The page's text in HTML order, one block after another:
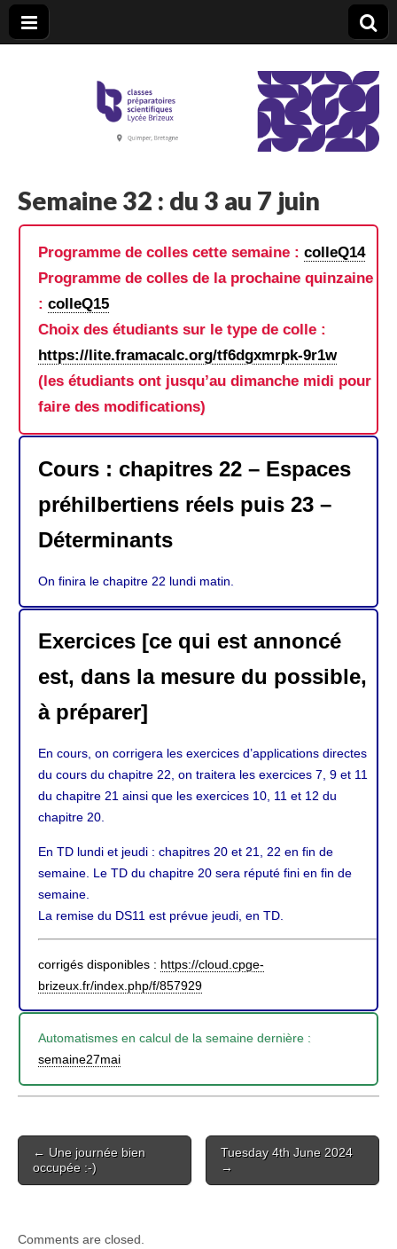
CPGE Brizeux
Semaine 32 : du 3 au 7 juin
Programme de colles cette semaine : colleQ14
Programme de colles de la prochaine quinzaine
: colleQ15
Choix des étudiants sur le type de colle :
https://lite.framacalc.org/tf6dgxmrpk-9r1w
(les étudiants ont jusqu’au dimanche midi pour
faire des modifications)
Cours : chapitres 22 – Espaces
préhilbertiens réels puis 23 –
Déterminants
On finira le chapitre 22 lundi matin.
Exercices [ce qui est annoncé
est, dans la mesure du possible,
à préparer]
En cours, on corrigera les exercices d’applications directes
du cours du chapitre 22, on traitera les exercices 7, 9 et 11
du chapitre 21 ainsi que les exercices 10, 11 et 12 du
chapitre 20.
En TD lundi et jeudi : chapitres 20 et 21, 22 en fin de
semaine. Le TD du chapitre 20 sera réputé fini en fin de
semaine.
La remise du DS11 est prévue jeudi, en TD.
corrigés disponibles : https://cloud.cpge-
brizeux.fr/index.php/f/857929
Automatismes en calcul de la semaine dernière :
semaine27mai
Post
navigation
← Une journée bien
occupée :-)
Tuesday 4th June 2024
→
Comments are closed.